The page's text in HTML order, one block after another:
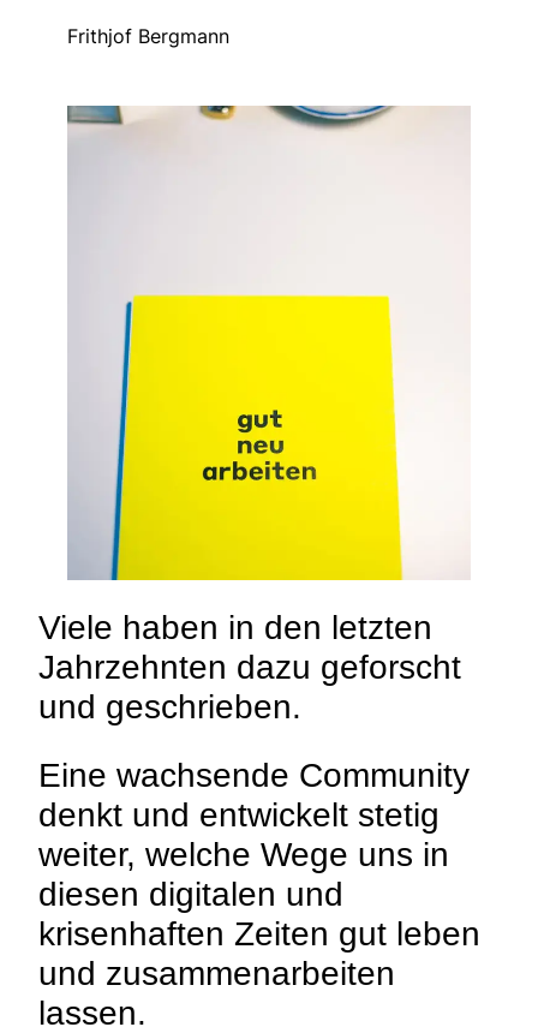
Frithjof Bergmann
Viele haben in den letzten
Jahrzehnten dazu geforscht
und geschrieben.
Eine wachsende Community
denkt und entwickelt stetig
weiter, welche Wege uns in
diesen digitalen und
krisenhaften Zeiten gut leben
und zusammenarbeiten
lassen.